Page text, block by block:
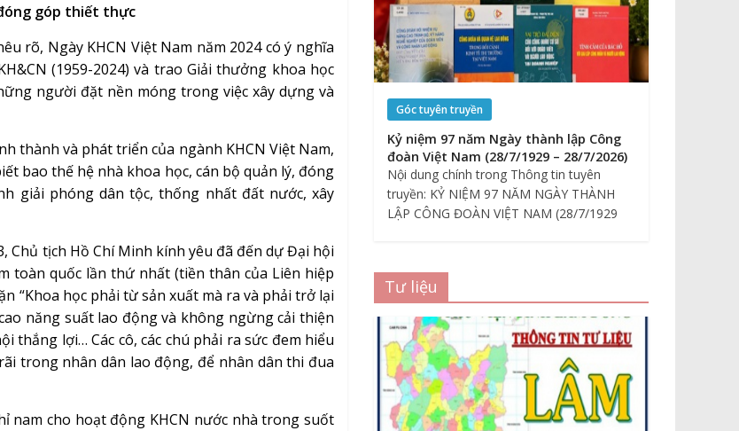
góp thiết thực
rõ, Ngày KHCN Việt Nam năm 2024 có ý nghĩa
(1959-2024) và trao Giải thưởng khoa học
người đặt nền móng trong việc xây dựng và
thành và phát triển của ngành KHCN Việt Nam,
bao thế hệ nhà khoa học, cán bộ quản lý, đóng
giải phóng dân tộc, thống nhất đất nước, xây
Chủ tịch Hồ Chí Minh kính yêu đã đến dự Đại hội
toàn quốc lần thứ nhất (tiền thân của Liên hiệp
“Khoa học phải từ sản xuất mà ra và phải trở lại
năng suất lao động và không ngừng cải thiện
thắng lợi… Các cô, các chú phải ra sức đem hiểu
trong nhân dân lao động, để nhân dân thi đua
nam cho hoạt động KHCN nước nhà trong suốt
Góc tuyên truyền
Kỷ niệm 97 năm Ngày thành lập Công
đoàn Việt Nam (28/7/1929 – 28/7/2026)
Nội dung chính trong Thông tin tuyên
truyền: KỶ NIỆM 97 NĂM NGÀY THÀNH
LẬP CÔNG ĐOÀN VIỆT NAM (28/7/1929
Tư liệu